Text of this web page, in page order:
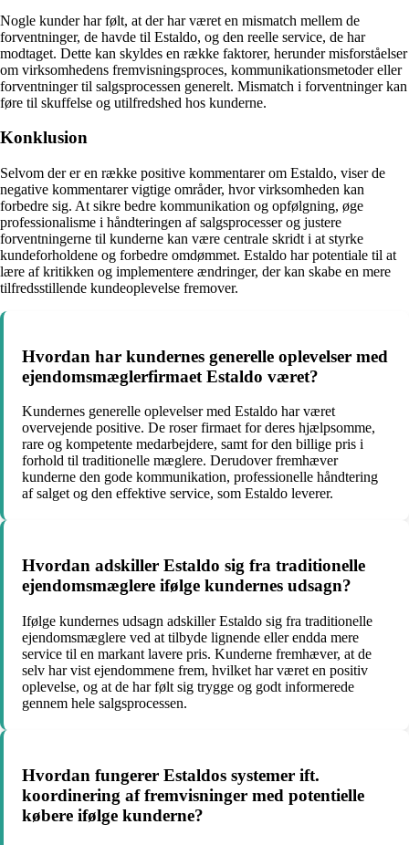
Nogle kunder har følt, at der har været en mismatch mellem de
forventninger, de havde til Estaldo, og den reelle service, de har
modtaget. Dette kan skyldes en række faktorer, herunder misforståelser
om virksomhedens fremvisningsproces, kommunikationsmetoder eller
forventninger til salgsprocessen generelt. Mismatch i forventninger kan
føre til skuffelse og utilfredshed hos kunderne.
Konklusion
Selvom der er en række positive kommentarer om Estaldo, viser de
negative kommentarer vigtige områder, hvor virksomheden kan
forbedre sig. At sikre bedre kommunikation og opfølgning, øge
professionalisme i håndteringen af salgsprocesser og justere
forventningerne til kunderne kan være centrale skridt i at styrke
kundeforholdene og forbedre omdømmet. Estaldo har potentiale til at
lære af kritikken og implementere ændringer, der kan skabe en mere
tilfredsstillende kundeoplevelse fremover.
Hvordan har kundernes generelle oplevelser med
ejendomsmæglerfirmaet Estaldo været?
Kundernes generelle oplevelser med Estaldo har været
overvejende positive. De roser firmaet for deres hjælpsomme,
rare og kompetente medarbejdere, samt for den billige pris i
forhold til traditionelle mæglere. Derudover fremhæver
kunderne den gode kommunikation, professionelle håndtering
af salget og den effektive service, som Estaldo leverer.
Hvordan adskiller Estaldo sig fra traditionelle
ejendomsmæglere ifølge kundernes udsagn?
Ifølge kundernes udsagn adskiller Estaldo sig fra traditionelle
ejendomsmæglere ved at tilbyde lignende eller endda mere
service til en markant lavere pris. Kunderne fremhæver, at de
selv har vist ejendommene frem, hvilket har været en positiv
oplevelse, og at de har følt sig trygge og godt informerede
gennem hele salgsprocessen.
Hvordan fungerer Estaldos systemer ift.
koordinering af fremvisninger med potentielle
købere ifølge kunderne?